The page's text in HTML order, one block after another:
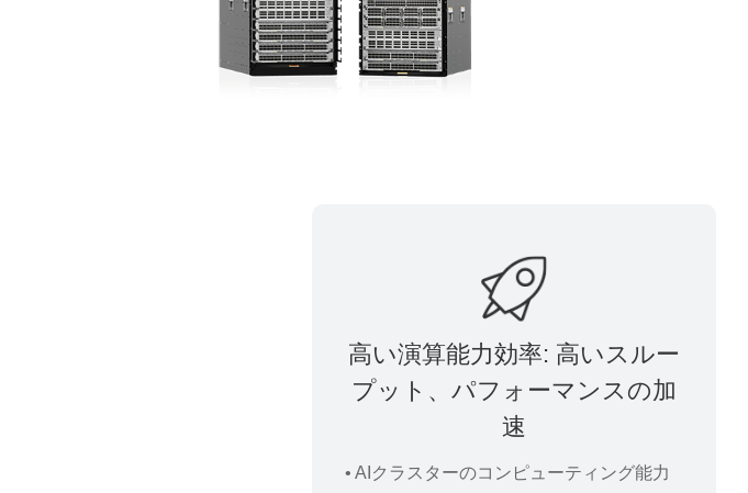
高い演算能力効率: 高いスルー
プット、パフォーマンスの加
速
• AIクラスターのコンピューティング能力